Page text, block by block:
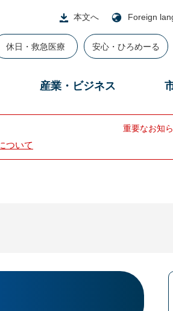
本文へ Foreign
休日・救急医療 安心・ひろめーる
産業・ビジネス
ついて
重要なお知